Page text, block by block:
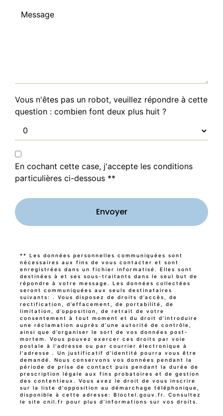
Vous n'êtes pas un robot, veuillez répondre à cette
question : combien font deux plus huit ?
En cochant cette case, j'accepte les conditions
particulières ci-dessous **
Envoyer
** Les données personnelles communiquées sont
nécessaires aux fins de vous contacter et sont
enregistrées dans un fichier informatisé. Elles sont
destinées à et ses sous-traitants dans le seul but de
répondre à votre message. Les données collectées
seront communiquées aux seuls destinataires
suivants: . Vous disposez de droits d’accès, de
rectification, d’effacement, de portabilité, de
limitation, d’opposition, de retrait de votre
consentement à tout moment et du droit d’introduire
une réclamation auprès d’une autorité de contrôle,
ainsi que d’organiser le sort de vos données post-
mortem. Vous pouvez exercer ces droits par voie
postale à l'adresse ou par courrier électronique à
l'adresse . Un justificatif d'identité pourra vous être
demandé. Nous conservons vos données pendant la
période de prise de contact puis pendant la durée de
prescription légale aux fins probatoires et de gestion
des contentieux. Vous avez le droit de vous inscrire
sur la liste d'opposition au démarchage téléphonique,
disponible à cette adresse: Bloctel.gouv.fr. Consultez
le site cnil.fr pour plus d’informations sur vos droits.